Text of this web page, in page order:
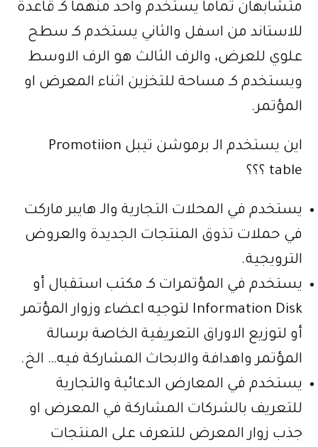
متشابهان تماما يستخدم واحد منهما كـ قاعدة
للاستاند من اسفل والثاني يستخدم كـ سطح
علوي للعرض، والرف الثالث هو الرف الاوسط
ويستخدم كـ مساحة للتخزين اثناء المعرض او
المؤتمر.
اين يستخدم الـ برموشن تيبل Promotiion
table ؟؟؟
يستخدم في المحلات التجارية والـ هايبر ماركت
في حملات تذوق المنتجات الجديدة والعروض
الترويجية.
يستخدم في المؤتمرات كـ مكتب استقبال أو
Information Disk لتوجيه اعضاء وزوار المؤتمر
أو لتوزيع الاوراق التعريفية الخاصة برسالة
المؤتمر واهدافة والابحاث المشاركة فيه… الخ.
يستخدم في المعارض الدعائية والتجارية
للتعريف بالشركات المشاركة في المعرض او
جذب زوار المعرض للتعرف على المنتجات